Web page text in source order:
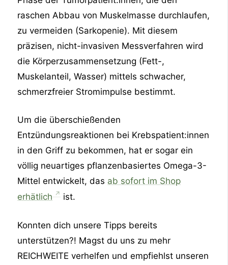
raschen Abbau von Muskelmasse durchlaufen,
zu vermeiden (Sarkopenie). Mit diesem
präzisen, nicht-invasiven Messverfahren wird
die Körperzusammensetzung (Fett-,
Muskelanteil, Wasser) mittels schwacher,
schmerzfreier Stromimpulse bestimmt.
Um die überschießenden
Entzündungsreaktionen bei Krebspatient:innen
in den Griff zu bekommen, hat er sogar ein
völlig neuartiges pflanzenbasiertes Omega-3-
Mittel entwickelt, das ab sofort im Shop
erhätlich
ist.
Konnten dich unsere Tipps bereits
unterstützen?! Magst du uns zu mehr
REICHWEITE verhelfen und empfiehlst unseren